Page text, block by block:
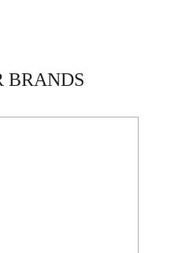
BRANDS